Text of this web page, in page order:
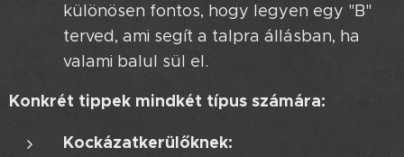
különösen fontos, hogy legyen egy "B"
terved, ami segít a talpra állásban, ha
valami balul sül el.
Konkrét tippek mindkét típus számára:
Kockázatkerülőknek: